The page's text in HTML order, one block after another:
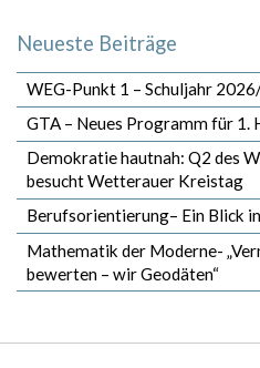
Neueste Beiträge
WEG-Punkt 1 – Schuljahr
GTA – Neues Programm für 1.
Demokratie hautnah: Q2 des
besucht Wetterauer Kreistag
Berufsorientierung– Ein Blick
Mathematik der Moderne-
bewerten – wir Geodäten“